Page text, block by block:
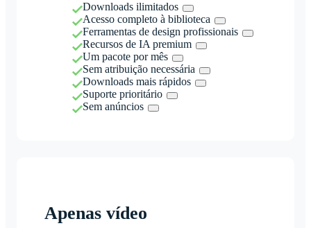
Downloads ilimitados
Acesso completo à biblioteca
Ferramentas de design profissionais
Recursos de IA premium
Um pacote por mês
Sem atribuição necessária
Downloads mais rápidos
Suporte prioritário
Sem anúncios
Apenas vídeo